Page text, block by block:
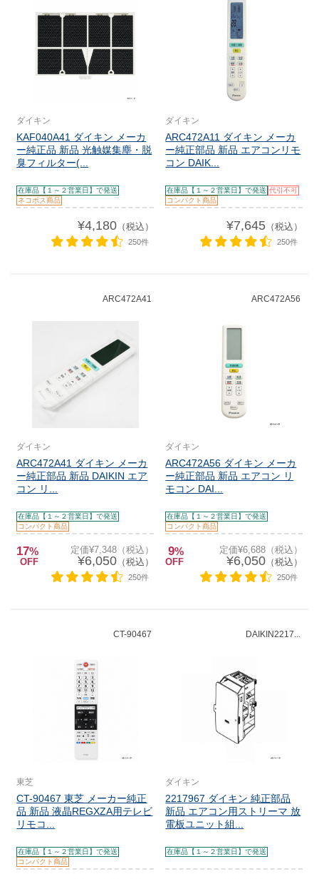
ダイキン
KAF040A41 ダイキン メーカ
ー純正品 新品 光触媒集塵・脱
臭フィルター(...
在庫品【１～２営業日】で発送
ネコポス商品
¥4,180（税込）
250件
ダイキン
ARC472A11 ダイキン メーカ
ー純正部品 新品 エアコンリモ
コン DAIK...
在庫品【１～２営業日】で発送 代引不可
コンパクト商品
¥7,645（税込）
250件
ARC472A41
ダイキン
ARC472A41 ダイキン メーカ
ー純正部品 新品 DAIKIN エア
コン リ...
在庫品【１～２営業日】で発送
コンパクト商品
17%
OFF
定価¥7,348（税込）
¥6,050（税込）
250件
ARC472A56
ダイキン
ARC472A56 ダイキン メーカ
ー純正部品 新品 エアコン リ
モコン DAI...
在庫品【１～２営業日】で発送
コンパクト商品
9%
OFF
定価¥6,688（税込）
¥6,050（税込）
250件
CT-90467
東芝
CT-90467 東芝 メーカー純正
品 新品 液晶REGXZA用テレビ
リモコ...
在庫品【１～２営業日】で発送
コンパクト商品
DAIKIN2217...
ダイキン
2217967 ダイキン 純正部品
新品 エアコン用ストリーマ 放
電板ユニット組...
在庫品【１～２営業日】で発送